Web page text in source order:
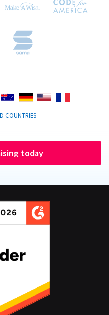
COUNTRIES
today